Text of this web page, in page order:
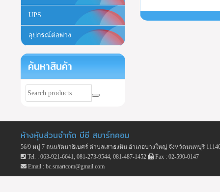
UPS
อุปกรณ์ต่อพ่วง
ค้นหาสินค้า
ห้างหุ้นส่วนจำกัด บีซี สมาร์ทคอม
56/9 หมู่ 7 ถนนรัตนาธิเบศร์ ตำบลเสาธงหิน อำเภอบางใหญ่ จังหวัดนนทบุรี
Tel. : 063-921-6641, 081-273-9544, 081-487-1452
Fax : 02-590-0147
Email : bc.smartcom@gmail.com